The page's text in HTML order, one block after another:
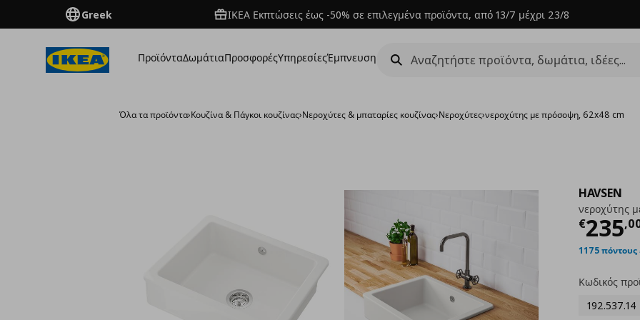
Greek ΙΚΕΑ Εκπτώσεις έως -50% σε επιλεγμένα προϊόντα, από 13/7 μέχρι 23/8
ΠροϊόνταΔωμάτιαΠροσφορέςΥπηρεσίεςΈμπνευση
Όλα τα προϊόντα›Κουζίνα & Πάγκοι κουζίνας›Νεροχύτες & μπαταρίες κουζίνας›Νεροχύτες›νεροχύτης με πρόσοψη, 62x48 cm
HAVSEN
νεροχύτης
€235,
1175
Κωδικός
192.537.14